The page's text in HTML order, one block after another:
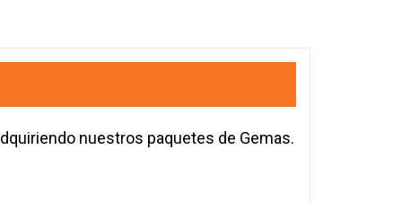
nuestros paquetes de Gemas.